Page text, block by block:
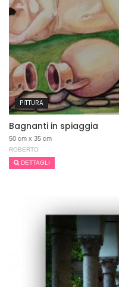
PITTURA
Bagnanti in spiaggia
50 cm x 35 cm
ROBERTO
DETTAGLI